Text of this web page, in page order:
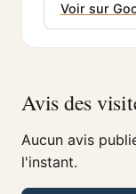
Voir sur
Avis des
Aucun avis
l'instant.